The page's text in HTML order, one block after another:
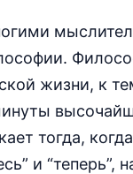
жизни, к
тогда,
и “теперь”,